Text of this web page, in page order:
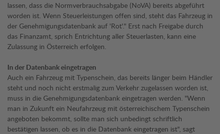
lassen, dass die Normverbrauchsabgabe (NoVA) bereits abgeführt
worden ist. Wenn Steuerleistungen offen sind, steht das Fahrzeug in
der Genehmigungsdatenbank auf 'Rot'." Erst nach Freigabe durch
das Finanzamt, sprich Entrichtung aller Steuerlasten, kann eine
Zulassung in Österreich erfolgen.
In der Datenbank eingetragen
Auch ein Fahrzeug mit Typenschein, das bereits länger beim Händler
steht und noch nicht erstmalig zum Verkehr zugelassen worden ist,
muss in die Genehmigungsdatenbank eingetragen werden. "Wenn
man in Zukunft ein Neufahrzeug mit österreichischem Typenschein
angeboten bekommt, sollte man sich unbedingt schriftlich
bestätigen lassen, ob es in die Datenbank eingetragen ist", sagt